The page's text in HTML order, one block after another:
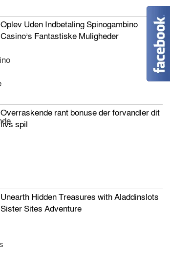
Oplev Uden Indbetaling Spinogambino
Casino’s Fantastiske Muligheder
Overraskende rant bonuse der forvandler dit
livs spil
Unearth Hidden Treasures with Aladdinslots
Sister Sites Adventure